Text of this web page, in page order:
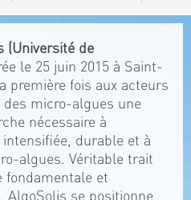
(Université de
le 25 juin 2015 à Saint-
première fois aux acteurs
micro-algues une
nécessaire à
durable et à
algues. Véritable trait
fondamentale et
se positionne